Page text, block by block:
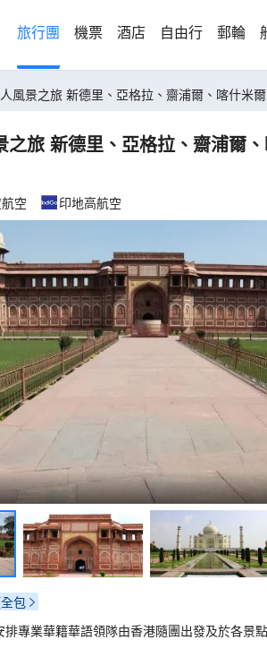
旅行團 機票 酒店 自由行 郵輪
印度 迷人風景之旅 新德里、亞格拉、齋浦
印度 迷人風景之旅 新德里、亞
空 印地高航空
包
排專業華籍華語領隊由香港隨團出發及於各景